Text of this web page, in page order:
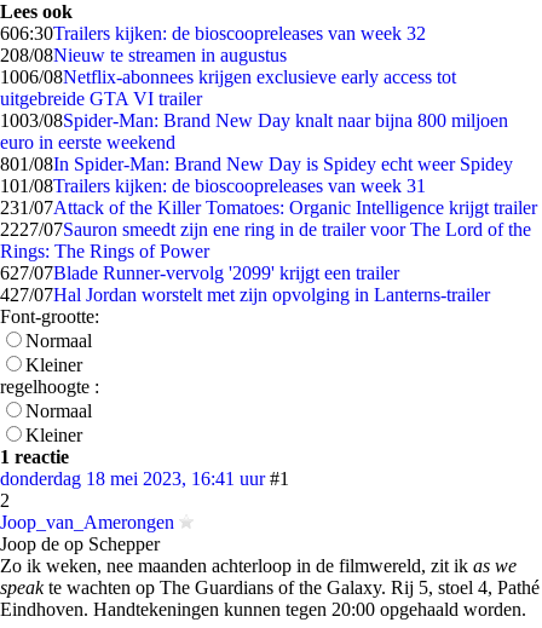
Lees ook
606:30Trailers kijken: de bioscoopreleases van week 32
208/08Nieuw te streamen in augustus
1006/08Netflix-abonnees krijgen exclusieve early access tot
uitgebreide GTA VI trailer
1003/08Spider-Man: Brand New Day knalt naar bijna 800 miljoen
euro in eerste weekend
801/08In Spider-Man: Brand New Day is Spidey echt weer Spidey
101/08Trailers kijken: de bioscoopreleases van week 31
231/07Attack of the Killer Tomatoes: Organic Intelligence krijgt trailer
2227/07Sauron smeedt zijn ene ring in de trailer voor The Lord of the
Rings: The Rings of Power
627/07Blade Runner-vervolg '2099' krijgt een trailer
427/07Hal Jordan worstelt met zijn opvolging in Lanterns-trailer
Font-grootte:
Normaal
Kleiner
regelhoogte :
Normaal
Kleiner
1 reactie
donderdag 18 mei 2023, 16:41 uur #1
2
Joop_van_Amerongen
Joop de op Schepper
Zo ik weken, nee maanden achterloop in de filmwereld, zit ik as we
speakte wachten op The Guardians of the Galaxy. Rij 5, stoel 4, Pathé
Eindhoven. Handtekeningen kunnen tegen 20:00 opgehaald worden.